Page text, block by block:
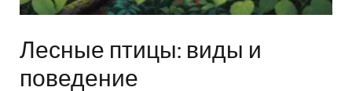
Лесные птицы: виды и
поведение